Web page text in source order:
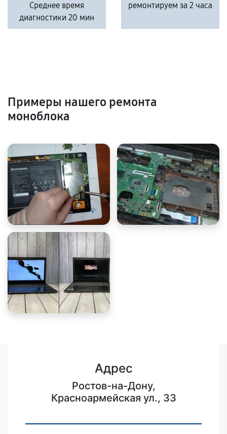
Среднее время
диагностики 20 мин
ремонтируем за 2 часа
Примеры нашего ремонта
моноблока
Адрес
Ростов-на-Дону,
Красноармейская ул., 33